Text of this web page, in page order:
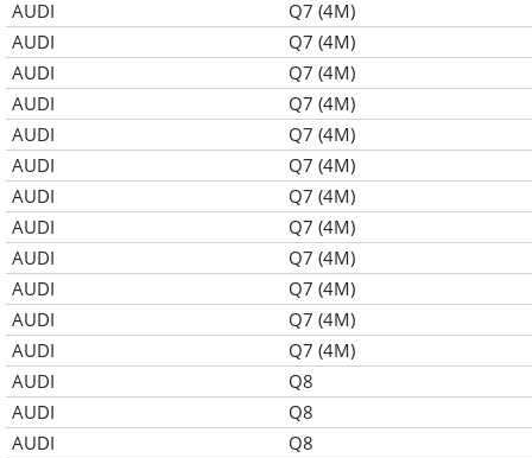
AUDI
Q7 (4M)
AUDI
Q7 (4M)
AUDI
Q7 (4M)
AUDI
Q7 (4M)
AUDI
Q7 (4M)
AUDI
Q7 (4M)
AUDI
Q7 (4M)
AUDI
Q7 (4M)
AUDI
Q7 (4M)
AUDI
Q7 (4M)
AUDI
Q7 (4M)
AUDI
Q7 (4M)
AUDI
Q8
AUDI
Q8
AUDI
Q8